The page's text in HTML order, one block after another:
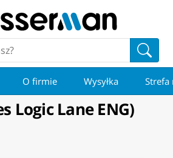
O firmie Wysyłka Strefa
Logic Lane ENG)